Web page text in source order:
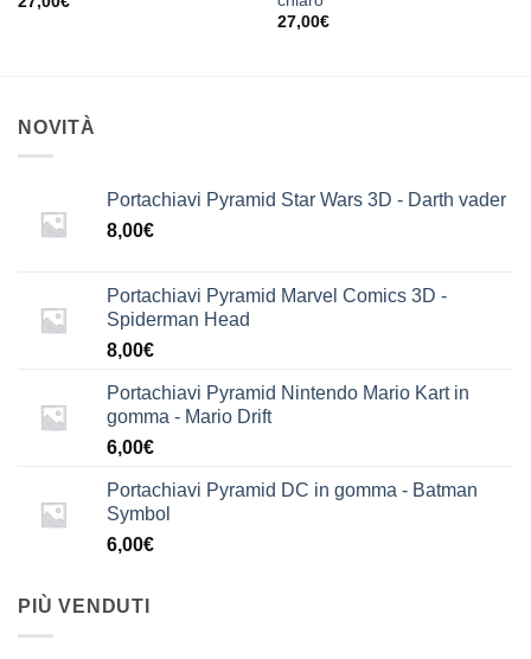
27,00€
NOVITÀ
Portachiavi Pyramid Star Wars 3D - Darth vader
8,00€
Portachiavi Pyramid Marvel Comics 3D -
Spiderman Head
8,00€
Portachiavi Pyramid Nintendo Mario Kart in
gomma - Mario Drift
6,00€
Portachiavi Pyramid DC in gomma - Batman
Symbol
6,00€
PIÙ VENDUTI